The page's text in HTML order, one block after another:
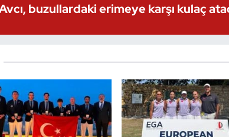
buzullardaki erimeye karşı kulaç